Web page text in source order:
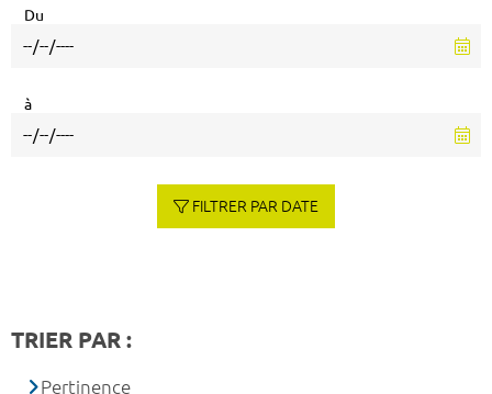
Du
à
FILTRER PAR DATE
TRIER PAR :
Pertinence